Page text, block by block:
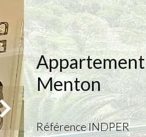
Appartement
Menton
RéférenceINDPER